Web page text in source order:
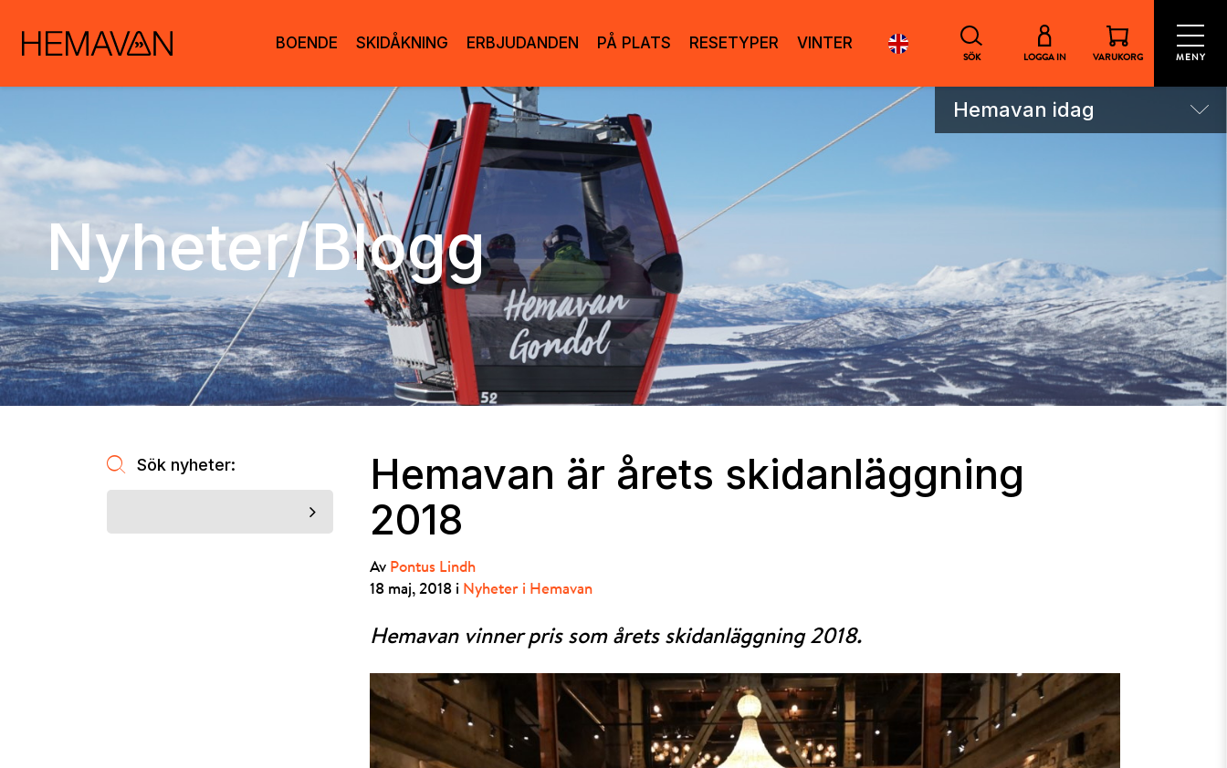
BOENDE SKIDÅKNING ERBJUDANDEN PÅ PLATS RESETYPER VINTER
SÖK LOGGA IN VARUKORG MENY
Hemavan idag
Nyheter/Blogg
Hemavan är årets skidanläggning
2018
Av Pontus Lindh
18 maj, 2018 i Nyheter i Hemavan
Hemavan vinner pris som årets skidanläggning 2018.
Sök nyheter: